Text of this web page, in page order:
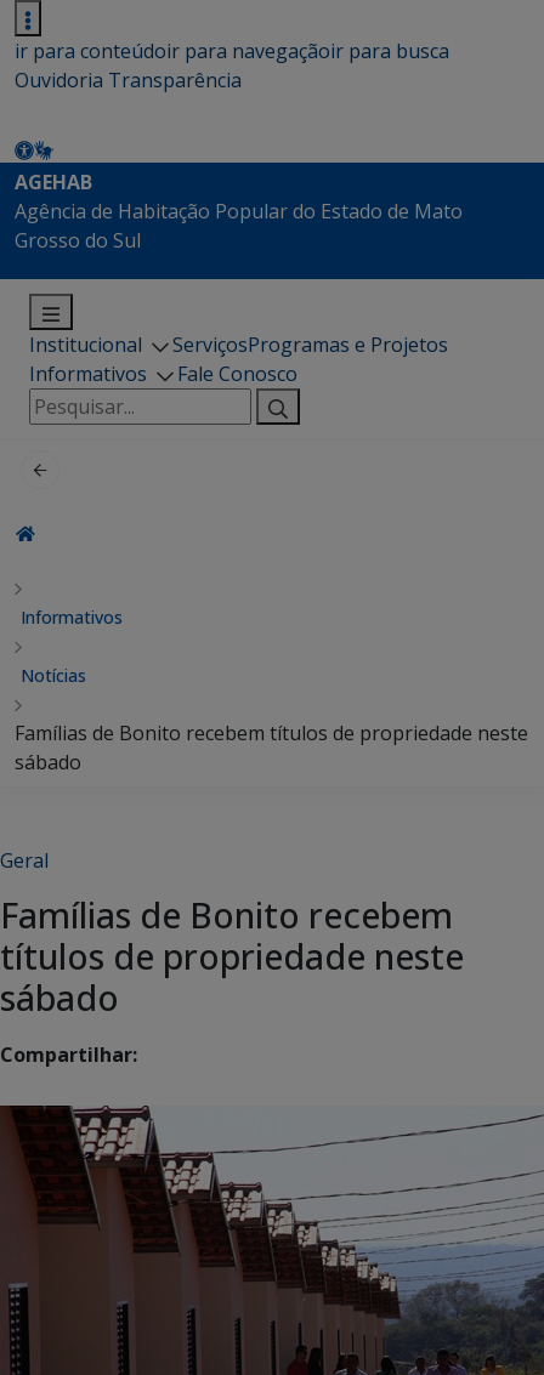
ir para conteúdoir para navegaçãoir para busca
Ouvidoria Transparência
AGEHAB
Agência de Habitação Popular do Estado de Mato
Grosso do Sul
Institucional ServiçosProgramas e Projetos
Informativos
Fale Conosco
Pesquisar
por:
Informativos
Notícias
Famílias de Bonito recebem títulos de propriedade neste
sábado
Geral
Famílias de Bonito recebem
títulos de propriedade neste
sábado
Compartilhar: